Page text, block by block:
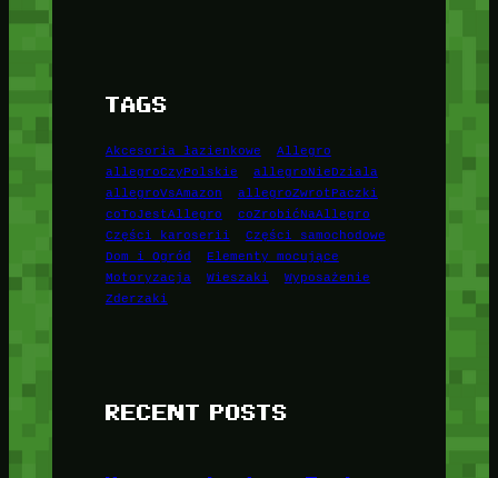
TAGS
Akcesoria łazienkowe
Allegro
allegroCzyPolskie
allegroNieDziala
allegroVsAmazon
allegroZwrotPaczki
coToJestAllegro
coZrobićNaAllegro
Części karoserii
Części samochodowe
Dom i Ogród
Elementy mocujące
Motoryzacja
Wieszaki
Wyposażenie
Zderzaki
RECENT POSTS